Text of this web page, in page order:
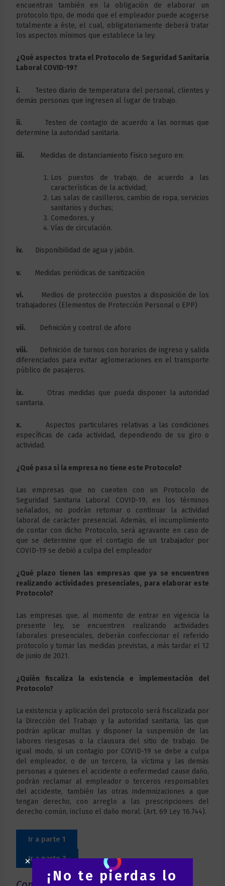
encuentran también en la obligación de elaborar un
protocolo tipo, de modo que el empleador puede acogerse
totalmente a éste, el cual, obligatoriamente deberá tratar
los aspectos mínimos que establece la ley.
¿Qué aspectos trata el Protocolo de Seguridad Sanitaria
Laboral COVID-19?
i. Testeo diario de temperatura del personal, clientes y
demás personas que ingresen al lugar de trabajo.
ii. Testeo de contagio de acuerdo a las normas que
determine la autoridad sanitaria.
iii. Medidas de distanciamiento físico seguro en:
Los puestos de trabajo, de acuerdo a las
características de la actividad;
Las salas de casilleros, cambio de ropa, servicios
sanitarios y duchas;
Comedores, y
Vías de circulación.
iv. Disponibilidad de agua y jabón.
v. Medidas periódicas de sanitización
vi. Medios de protección puestos a disposición de los
trabajadores (Elementos de Protección Personal o EPP)
vii. Definición y control de aforo
viii. Definición de turnos con horarios de ingreso y salida
diferenciados para evitar aglomeraciones en el transporte
público de pasajeros.
ix. Otras medidas que pueda disponer la autoridad
sanitaria.
x.Aspectos particulares relativas a las condiciones
específicas de cada actividad, dependiendo de su giro o
actividad.
¿Qué pasa si la empresa no tiene este Protocolo?
Las empresas que no cuenten con un Protocolo de
Seguridad Sanitaria Laboral COVID-19, en los términos
señalados, no podrán retomar o continuar la actividad
laboral de carácter presencial. Además, el incumplimiento
de contar con dicho Protocolo, será agravante en caso de
que se determine que el contagio de un trabajador por
COVID-19 se debió a culpa del empleador
¿Qué plazo tienen las empresas que ya se encuentren
realizando actividades presenciales, para elaborar este
Protocolo?
Las empresas que, al momento de entrar en vigencia la
presente ley, se encuentren realizando actividades
laborales presenciales, deberán confeccionar el referido
protocolo y tomar las medidas previstas, a más tardar el 12
de junio de 2021.
¿Quién fiscaliza la existencia e implementación del
Protocolo?
La existencia y aplicación del protocolo será fiscalizada por
la Dirección del Trabajo y la autoridad sanitaria, las que
podrán aplicar multas y disponer la suspensión de las
labores riesgosas o la clausura del sitio de trabajo. De
igual modo, si un contagio por COVID-19 se debe a culpa
del empleador, o de un tercero, la víctima y las demás
personas a quienes el accidente o enfermedad cause daño,
podrán reclamar al empleador o terceros responsables
del accidente, también las otras indemnizaciones a que
tengan derecho, con arreglo a las prescripciones del
derecho común, incluso el daño moral. (Art. 69 Ley 16.744).
Ir a parte 1
Ir a parte 3
¡No te pierdas lo